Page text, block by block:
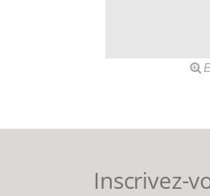
Inscrivez-